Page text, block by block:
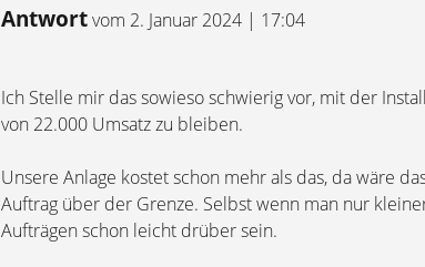
Antwortvom 2. Januar 2024 | 17:04
Ich Stelle mir das sowieso schwierig vor, mit der
von 22.000 Umsatz zu bleiben.
Unsere Anlage kostet schon mehr als das, da wäre
Auftrag über der Grenze. Selbst wenn man nur
Aufträgen schon leicht drüber sein.